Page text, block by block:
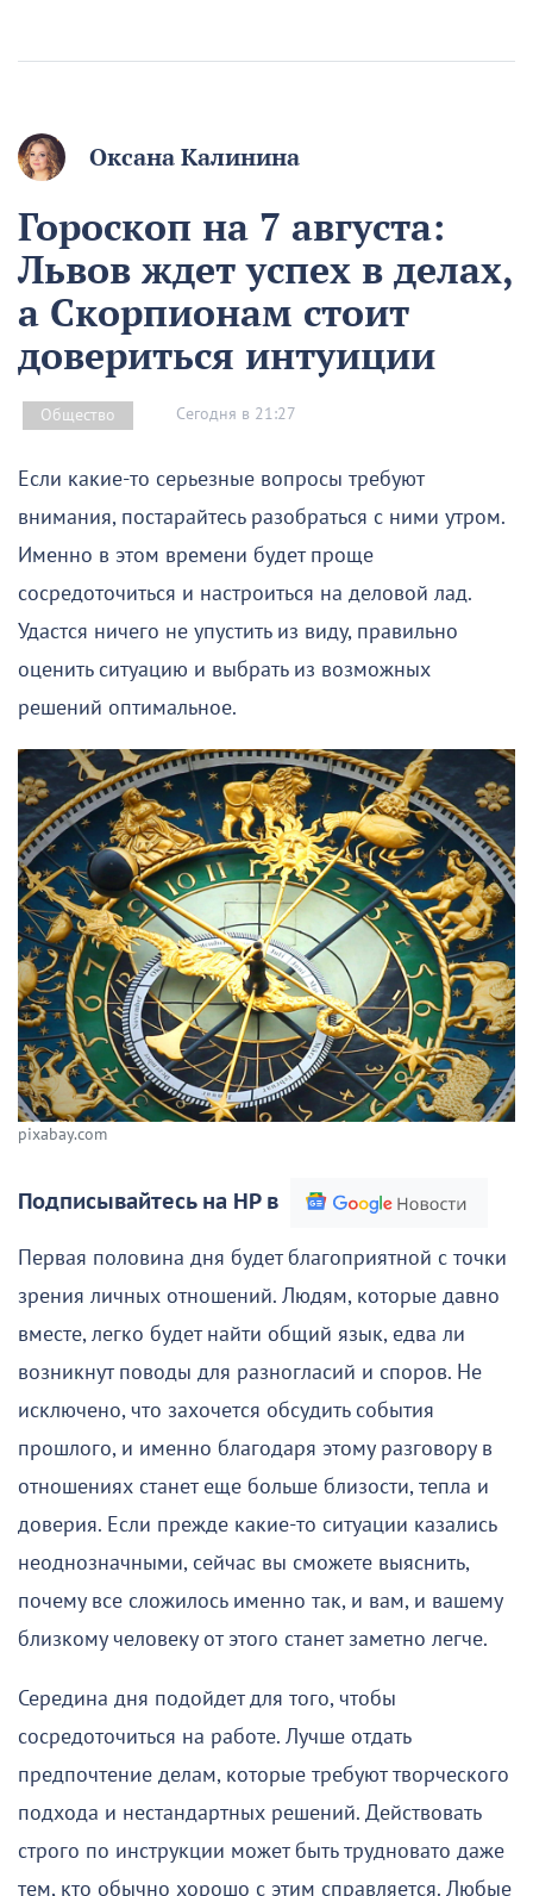
Оксана Калинина
Гороскоп на 7 августа:
Львов ждет успех в делах,
а Скорпионам стоит
довериться интуиции
Общество Сегодня в 21:27
Если какие-то серьезные вопросы требуют
внимания, постарайтесь разобраться с ними утром.
Именно в этом времени будет проще
сосредоточиться и настроиться на деловой лад.
Удастся ничего не упустить из виду, правильно
оценить ситуацию и выбрать из возможных
решений оптимальное.
pixabay.com
Подписывайтесь на НР в
Первая половина дня будет благоприятной с точки
зрения личных отношений. Людям, которые давно
вместе, легко будет найти общий язык, едва ли
возникнут поводы для разногласий и споров. Не
исключено, что захочется обсудить события
прошлого, и именно благодаря этому разговору в
отношениях станет еще больше близости, тепла и
доверия. Если прежде какие-то ситуации казались
неоднозначными, сейчас вы сможете выяснить,
почему все сложилось именно так, и вам, и вашему
близкому человеку от этого станет заметно легче.
Середина дня подойдет для того, чтобы
сосредоточиться на работе. Лучше отдать
предпочтение делам, которые требуют творческого
подхода и нестандартных решений. Действовать
строго по инструкции может быть трудновато даже
тем, кто обычно хорошо с этим справляется. Любые